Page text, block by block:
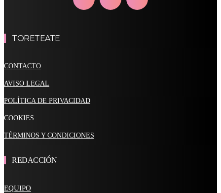
TORETEATE
CONTACTO
AVISO LEGAL
POLÍTICA DE PRIVACIDAD
COOKIES
TÉRMINOS Y CONDICIONES
REDACCIÓN
EQUIPO